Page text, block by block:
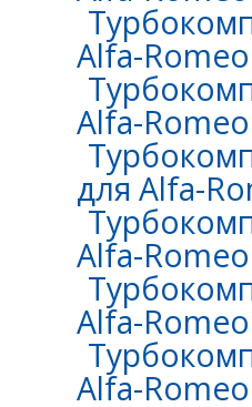
Alfa-
Alfa-
для Alfa-
Alfa-
Alfa-
Alfa-